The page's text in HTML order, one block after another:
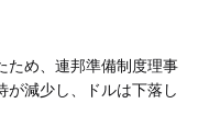
ため、連邦準備制度理事
が減少し、ドルは下落し